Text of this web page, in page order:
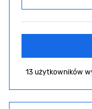
13 użytkowników